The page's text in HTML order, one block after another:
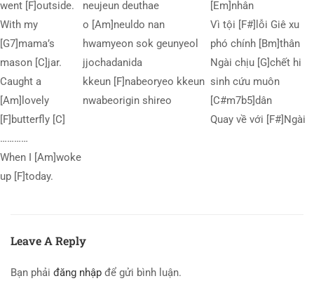
went [F]outside.
With my
[G7]mama’s
mason [C]jar.
Caught a
[Am]lovely
[F]butterfly [C]
…………
When I [Am]woke
up [F]today.
neujeun deuthae
o [Am]neuldo nan
hwamyeon sok geunyeol
jjochadanida
kkeun [F]nabeoryeo kkeun
nwabeorigin shireo
[Em]nhân
Vì tội [F#]lỗi Giê xu
phó chính [Bm]thân
Ngài chịu [G]chết hi
sinh cứu muôn
[C#m7b5]dân
Quay về với [F#]Ngài
Leave A Reply
Bạn phải đăng nhập để gửi bình luận.